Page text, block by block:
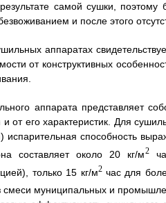
самой сушки,
и после этого
аппаратах
от конструктивных
аппарата представляет
от его характеристик. Для
испарительная способность
составляет около 20 кг/м2
только 15 кг/м2час для
смеси муниципальных и